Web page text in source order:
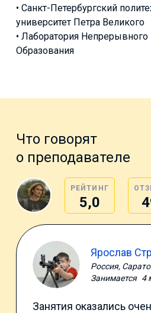
• Санкт-Петербургский
университет Петра Великого
• Лаборатория
Образования
Что говорят
о преподавателе
РЕЙТИНГ
5,0
Ярослав
Россия,
Занимается 4
Занятия оказались